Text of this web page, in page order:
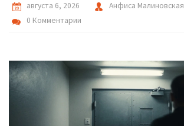
августа 6, 2026
Анфиса Малиновская
0 Комментарии